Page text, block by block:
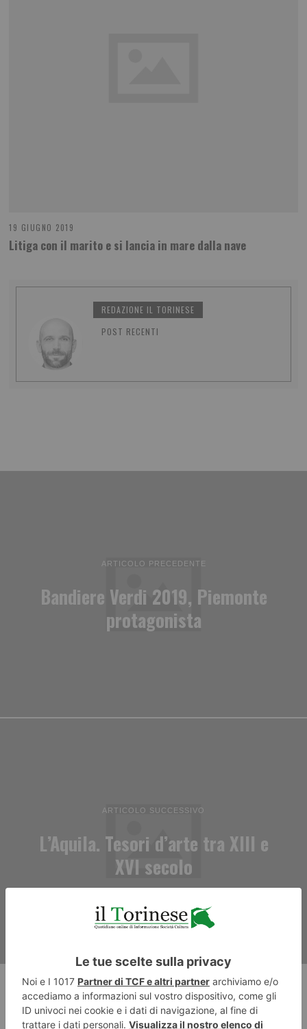
19 GIUGNO 2019
Litiga con il marito e si lancia in mare dalla nave
REDAZIONE IL TORINESE
POST RECENTI
ARTICOLO PRECEDENTE
Bandiere Verdi 2019, Piemonte
protagonista
ARTICOLO SUCCESSIVO
L’Aquila. Tesori d’arte tra XIII e
XVI secolo
RECENTI: